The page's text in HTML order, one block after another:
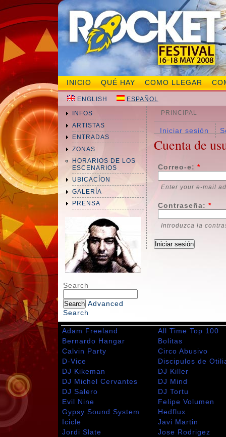
INICIO QUÉ HAY COMO LLEGAR
ENGLISH ESPAÑOL
INFOS
ARTISTAS
ENTRADAS
ZONAS
HORARIOS DE LOS
ESCENARIOS
UBICACÍON
GALERÍA
PRENSA
Search
Advanced
Search
PRINCIPAL
Iniciar sesión
Cuenta de
Correo-e: *
Enter your e-mail
Contraseña: *
Introduzca la
Adam Freeland
All Time Top 100
Bernardo Hangar
Bolitas
Calvin Party
Circo Abusivo
D-Vice
Discipulos de
DJ Kikeman
DJ Killer
DJ Michel Cervantes
DJ Mind
DJ Salero
DJ Tortu
Evil Nine
Felipe Volumen
Gypsy Sound System
Hedflux
Icicle
Javi Martin
Jordi Slate
Jose Rodrigez